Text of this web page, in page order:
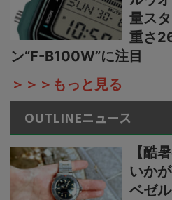
量ス
重さ
ン“F-B100W”に注目
＞＞＞もっと見る
OUTLINEニュース
【酷
いか
ベゼ